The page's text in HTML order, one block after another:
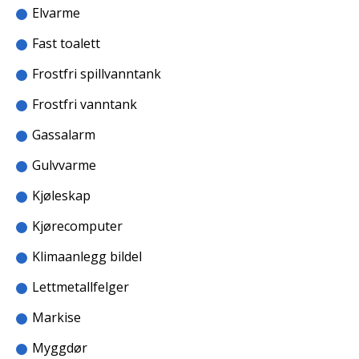
Svein Roger Nordbakk: 90922999
Elvarme
Fast toalett
Frostfri spillvanntank
Frostfri vanntank
Gassalarm
Gulvvarme
Kjøleskap
Kjørecomputer
Klimaanlegg bildel
Lettmetallfelger
Markise
Myggdør